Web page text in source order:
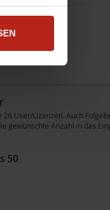
100
User/Lizenzen. Auch
gewünschte Anzahl in das
50